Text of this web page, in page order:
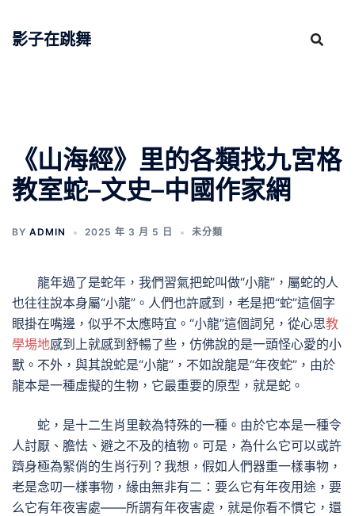
影子在跳舞
《山海經》里的各類找九宮格
教室蛇–文史–中國作家網
BY ADMIN 2025 年 3 月 5 日 未分類
龍年過了是蛇年，我們習氣把蛇叫做“小龍”，屬蛇的人
也往往說本身屬“小龍”。人們也許感到，老是把“蛇”這個字
眼掛在嘴邊，似乎不太應時宜。“小龍”這個詞兒，從心思教
學場地感到上就感到舒暢了些，仿佛說的是一頭怪心愛的小
獸。不外，與其說蛇是“小龍”，不如說龍是“年夜蛇”，由於
龍本是一種虛擬的生物，它最重要的原型，就是蛇。
蛇，是十二生肖里較為特殊的一種。由於它本是一種令
人討厭、膽怯、避之不及的植物。可是，為什么它可以或許
躋身極為緊俏的生肖行列？我想，假如人們器重一樣事物，
老是念叨一樣事物，緣由無非有二：要么它有年夜用途，要
么它有年夜害處——所謂有年夜害處，就是你看不慣它，還